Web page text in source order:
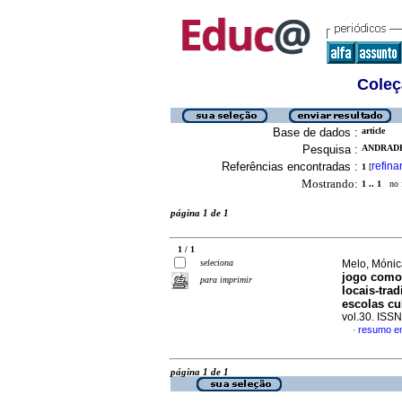
Base de dados : article
Pesquisa :
Referências encontradas : 1 [refinar
Mostrando: 1 .. 1 no
página 1 de 1
1 / 1
seleciona
para imprimir
Melo,
jogo
locais-
escolas
vol.30.
· resumo
página 1 de 1